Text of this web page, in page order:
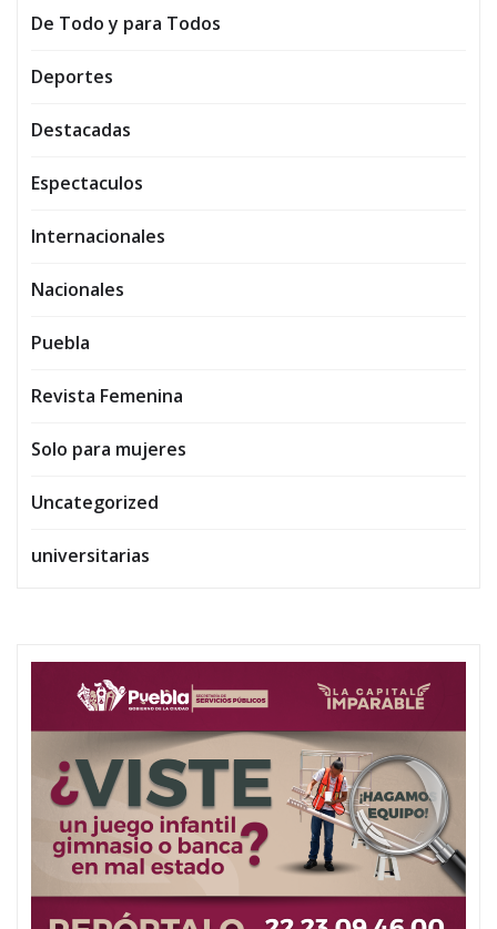
De Todo y para Todos
Deportes
Destacadas
Espectaculos
Internacionales
Nacionales
Puebla
Revista Femenina
Solo para mujeres
Uncategorized
universitarias